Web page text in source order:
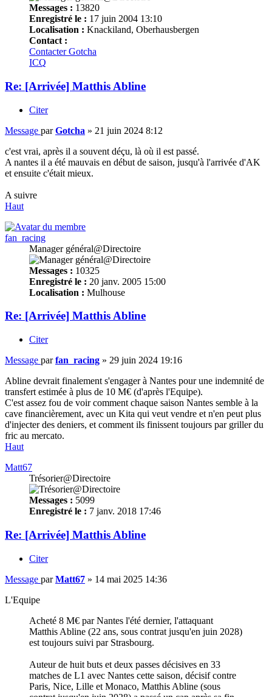
Messages : 13820
Enregistré le : 17 juin 2004 13:10
Localisation : Knackiland, Oberhausbergen
Contact :
Contacter Gotcha
ICQ
Re: [Arrivée] Matthis Abline
Citer
Message parGotcha » 21 juin 2024 8:12
c'est vrai, après il a souvent déçu, là où il est passé.
A nantes il a été mauvais en début de saison, jusqu'à l'arrivée d'AK
et ensuite c'était mieux.
A suivre
Haut
fan_racing
Manager général@Directoire
Messages : 10325
Enregistré le : 20 janv. 2005 15:00
Localisation : Mulhouse
Re: [Arrivée] Matthis Abline
Citer
Message parfan_racing » 29 juin 2024 19:16
Abline devrait finalement s'engager à Nantes pour une indemnité de
transfert estimée à plus de 10 M€ (d'après l'Equipe).
C'est assez fou de voir comment chaque saison Nantes semble à la
cave financièrement, avec un Kita qui veut vendre et n'en peut plus
d'injecter des deniers, et comment ils finissent toujours par griller du
fric au mercato.
Haut
Matt67
Trésorier@Directoire
Messages : 5099
Enregistré le : 7 janv. 2018 17:46
Re: [Arrivée] Matthis Abline
Citer
Message parMatt67 » 14 mai 2025 14:36
L'Equipe
Acheté 8 M€ par Nantes l'été dernier, l'attaquant
Matthis Abline (22 ans, sous contrat jusqu'en juin 2028)
est toujours suivi par Strasbourg.
Auteur de huit buts et deux passes décisives en 33
matches de L1 avec Nantes cette saison, décisif contre
Paris, Nice, Lille et Monaco, Matthis Abline (sous